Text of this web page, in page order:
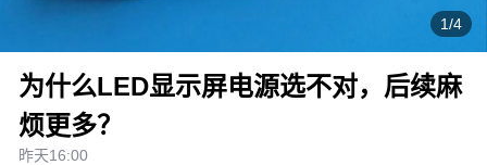
1/4
为什么LED显示屏电源选不对，后续麻
烦更多？
昨天16:00